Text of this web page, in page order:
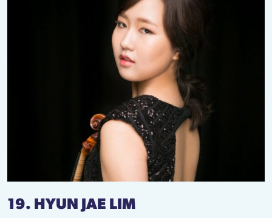
19. HYUN JAE LIM